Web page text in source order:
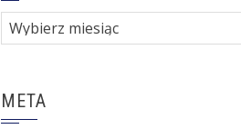
Archiwa
META